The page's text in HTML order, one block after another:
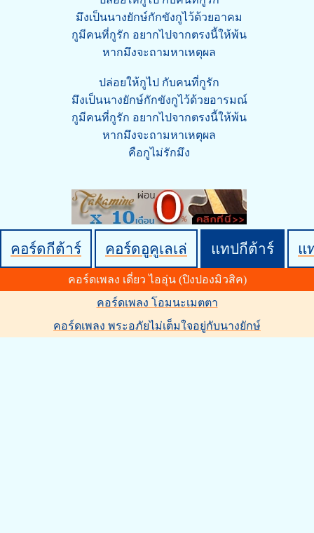
มึงเป็นนางยักษ์กักขังกูไว้ด้วยอาคม
กูมีคนที่กูรัก อยากไปจากตรงนี้ให้พ้น
หากมึงจะถามหาเหตุผล
ปล่อยให้กูไป กับคนที่กูรัก
มึงเป็นนางยักษ์กักขังกูไว้ด้วยอารมณ์
กูมีคนที่กูรัก อยากไปจากตรงนี้ให้พ้น
หากมึงจะถามหาเหตุผล
คือกูไม่รักมึง
คอร์ดกีต้าร์ คอร์ดอูคูเลเล่ แทปกีต้าร์ แ
คอร์ดเพลง เดี่ยว ไออุ่น (ปิงปองมิวสิค)
คอร์ดเพลง โอมนะเมตตา
คอร์ดเพลง พระอภัยไม่เต็มใจอยู่กับนางยักษ์